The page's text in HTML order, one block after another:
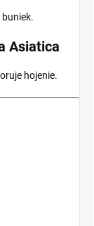
Asiatica
hojenie.